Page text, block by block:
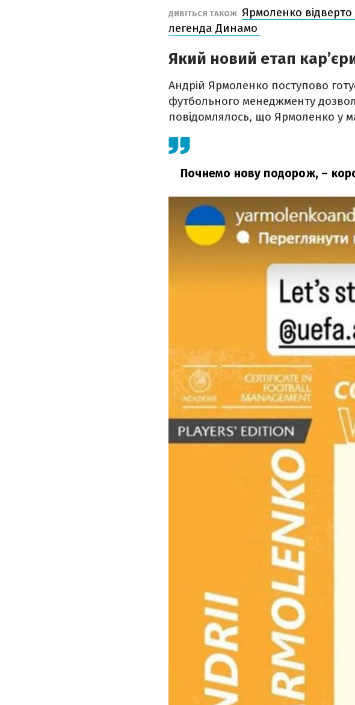
ДИВІТЬСЯ ТАКОЖ Ярмоленко
легенда Динамо
Який новий етап
Андрій Ярмоленко поступово
футбольного менеджменту
повідомлялось, що Ярмоленко у
Почнемо нову подорож, –